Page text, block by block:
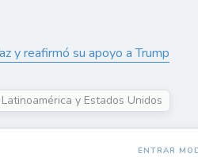
y reafirmó su apoyo a Trump
y Estados Unidos
ENTRAR